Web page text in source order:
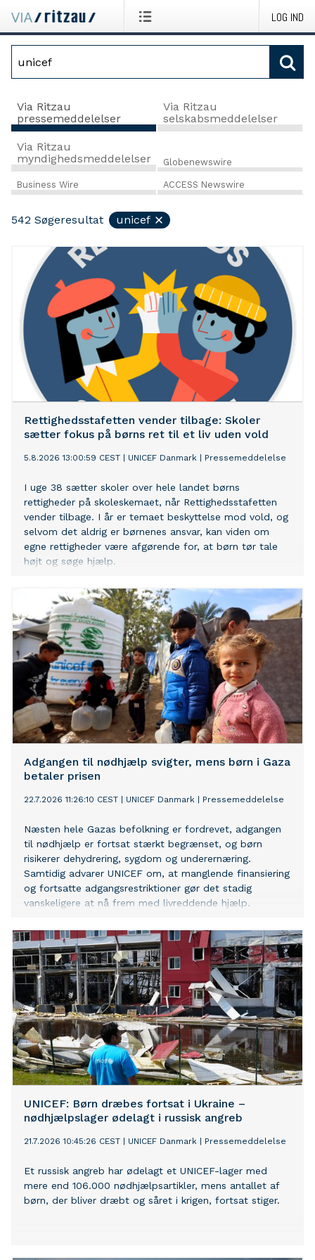
LOG IND
Via Ritzau
pressemeddelelser
Via Ritzau
selskabsmeddelelser
Via Ritzau
myndighedsmeddelelser
Globenewswire
Business Wire ACCESS Newswire
542 Søgeresultat unicef
Rettighedsstafetten vender tilbage: Skoler
sætter fokus på børns ret til et liv uden vold
5.8.2026 13:00:59 CEST UNICEF Danmark Pressemeddelelse
I uge 38 sætter skoler over hele landet børns
rettigheder på skoleskemaet, når Rettighedsstafetten
vender tilbage. I år er temaet beskyttelse mod vold, og
selvom det aldrig er børnenes ansvar, kan viden om
egne rettigheder være afgørende for, at børn tør tale
højt og søge hjælp.
Adgangen til nødhjælp svigter, mens børn i Gaza
betaler prisen
22.7.2026 11:26:10 CEST UNICEF Danmark Pressemeddelelse
Næsten hele Gazas befolkning er fordrevet, adgangen
til nødhjælp er fortsat stærkt begrænset, og børn
risikerer dehydrering, sygdom og underernæring.
Samtidig advarer UNICEF om, at manglende finansiering
og fortsatte adgangsrestriktioner gør det stadig
vanskeligere at nå frem med livreddende hjælp.
UNICEF: Børn dræbes fortsat i Ukraine –
nødhjælpslager ødelagt i russisk angreb
21.7.2026 10:45:26 CEST UNICEF Danmark Pressemeddelelse
Et russisk angreb har ødelagt et UNICEF-lager med
mere end 106.000 nødhjælpsartikler, mens antallet af
børn, der bliver dræbt og såret i krigen, fortsat stiger.